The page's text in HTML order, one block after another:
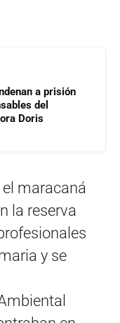
a prisión
del
Doris
maracaná
la reserva
y se